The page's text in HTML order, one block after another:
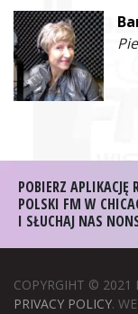
POBIERZ APLIKACJĘ
POLSKI FM W
I SŁUCHAJ NAS
COPYRGIHT © 2021
PRIVACY POLICY.